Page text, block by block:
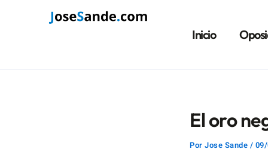
Inicio
El oro
Por Jose Sande /
entradas